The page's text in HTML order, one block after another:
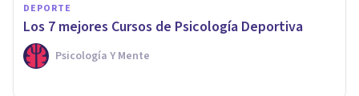
DEPORTE
Los 7 mejores Cursos de Psicología Deportiva
Psicología Y Mente